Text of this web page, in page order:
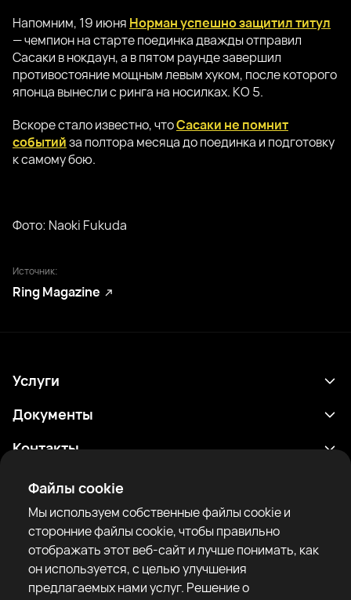
Файлы cookie
Мы используем собственные файлы cookie и
сторонние файлы cookie, чтобы правильно
отображать этот веб-сайт и лучше понимать, как
он используется, с целью улучшения
предлагаемых нами услуг. Решение о
Напомним, 19 июня Норман успешно защитил титул
— чемпион на старте поединка дважды отправил
Сасаки в нокдаун, а в пятом раунде завершил
противостояние мощным левым хуком, после которого
японца вынесли с ринга на носилках. КО 5.
Вскоре стало известно, чтоСасаки не помнит
событийза полтора месяца до поединка и подготовку
к самому бою.
Фото: Naoki Fukuda
Источник:
Ring Magazine
RTF United service limited
Услуги
Расписание
Боксеры
Рейтинги
Новости
Статьи
Sparring Finder
Документы
Политика конфиденциальности
Уведомление о рисках
Правила сообщества
Контакты
support@rtfight.com
Приложения